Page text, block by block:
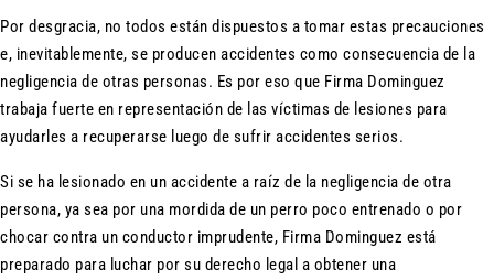
Por desgracia, no todos están dispuestos a tomar estas precauciones
e, inevitablemente, se producen accidentes como consecuencia de la
negligencia de otras personas. Es por eso que Firma Dominguez
trabaja fuerte en representación de las víctimas de lesiones para
ayudarles a recuperarse luego de sufrir accidentes serios.
Si se ha lesionado en un accidente a raíz de la negligencia de otra
persona, ya sea por una mordida de un perro poco entrenado o por
chocar contra un conductor imprudente, Firma Dominguez está
preparado para luchar por su derecho legal a obtener una